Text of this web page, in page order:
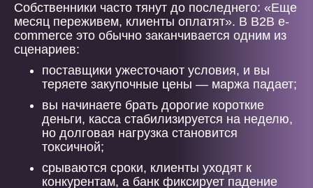
Собственники часто тянут до последнего: «Еще
месяц переживем, клиенты оплатят». В B2B e-
commerce это обычно заканчивается одним из
сценариев:
поставщики ужесточают условия, и вы
теряете закупочные цены — маржа падает;
вы начинаете брать дорогие короткие
деньги, касса стабилизируется на неделю,
но долговая нагрузка становится
токсичной;
срываются сроки, клиенты уходят к
конкурентам, а банк фиксирует падение